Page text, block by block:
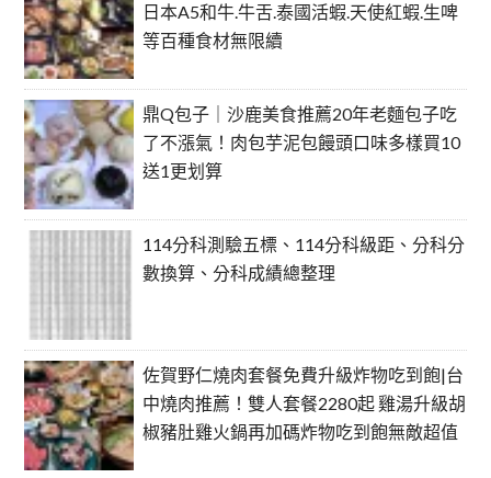
日本A5和牛.牛舌.泰國活蝦.天使紅蝦.生啤
等百種食材無限續
鼎Q包子｜沙鹿美食推薦20年老麵包子吃
了不漲氣！肉包芋泥包饅頭口味多樣買10
送1更划算
114分科測驗五標、114分科級距、分科分
數換算、分科成績總整理
佐賀野仁燒肉套餐免費升級炸物吃到飽|台
中燒肉推薦！雙人套餐2280起 雞湯升級胡
椒豬肚雞火鍋再加碼炸物吃到飽無敵超值